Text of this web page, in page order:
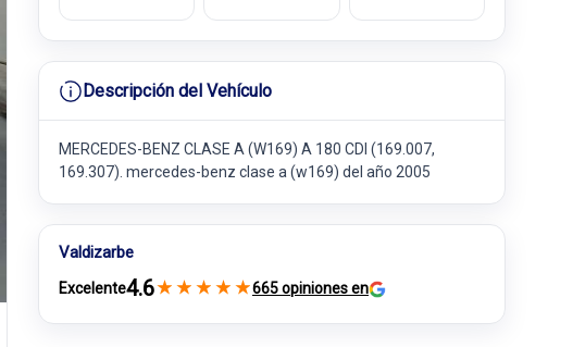
Descripción del Vehículo
MERCEDES-BENZ CLASE A (W169) A 180 CDI (169.007,
169.307). mercedes-benz clase a (w169) del año 2005
Valdizarbe
Excelente4.6★ ★ ★ ★ ★665 opiniones en